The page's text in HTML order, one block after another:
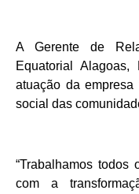
A Gerente de
Equatorial
atuação da empresa
social das
“Trabalhamos todos
com a